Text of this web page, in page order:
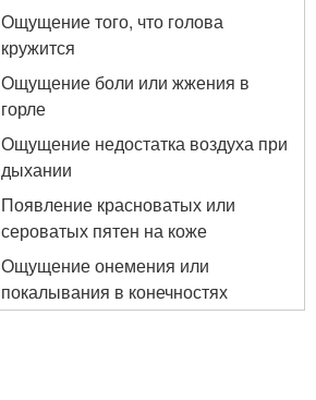
Ощущение того, что голова
кружится
Ощущение боли или жжения в
горле
Ощущение недостатка воздуха при
дыхании
Появление красноватых или
сероватых пятен на коже
Ощущение онемения или
покалывания в конечностях